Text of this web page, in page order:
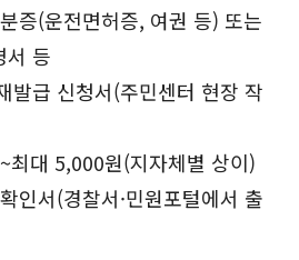
증(운전면허증, 여권 등) 또는
서 등
발급 신청서(주민센터 현장 작
최대 5,000원(지자체별 상이)
인서(경찰서·민원포털에서 출